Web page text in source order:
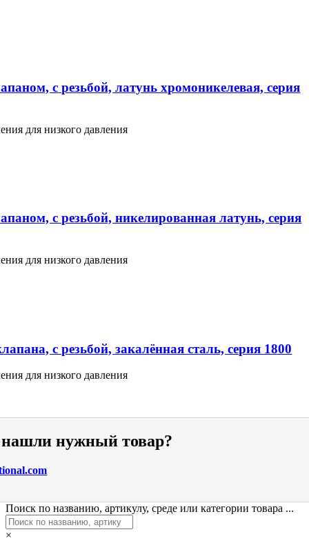
с резьбой, латунь хромоникелевая, серия
для низкого давления
с резьбой, никелированная латунь, серия
для низкого давления
с резьбой, закалённая сталь, серия 1800
для низкого давления
нужный товар?
Поиск по названию, артикулу, среде или категории товара ...
×